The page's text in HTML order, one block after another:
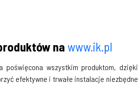
na www.ik.pl
poświęcona wszystkim produktom, dzięki
efektywne i trwałe instalacje niezbędne